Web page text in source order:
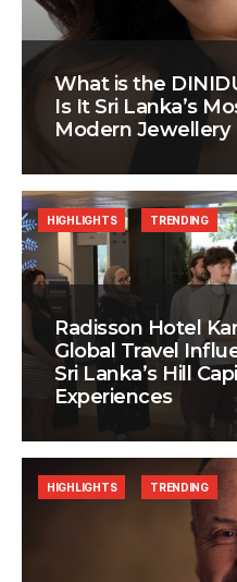
What is the
Is It Sri Lanka’s
Modern Jewellery
Radisson Hotel
Global Travel
Sri Lanka’s Hill
Experiences
HIGHLIGHTS TRENDING
HIGHLIGHTS TRENDING